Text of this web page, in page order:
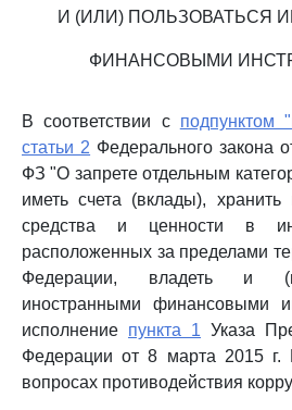
И (ИЛИ) ПОЛЬЗОВАТЬСЯ
ФИНАНСОВЫМИ
В соответствии с подпунктом
статьи 2 Федерального закона
ФЗ "О запрете отдельным
иметь счета (вклады),
средства и ценности в
расположенных за пределами
Федерации, владеть и
иностранными финансовыми
исполнение пункта 1 Указа
Федерации от 8 марта 2015
вопросах противодействия